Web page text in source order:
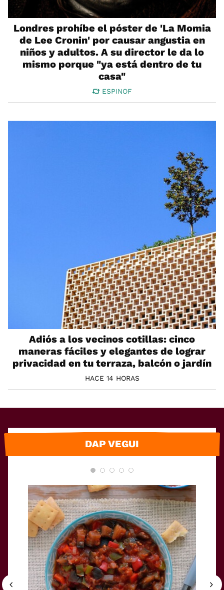
Londres prohíbe el póster de 'La Momia
de Lee Cronin' por causar angustia en
niños y adultos. A su director le da lo
mismo porque "ya está dentro de tu
casa"
ESPINOF
Adiós a los vecinos cotillas: cinco
maneras fáciles y elegantes de lograr
privacidad en tu terraza, balcón o jardín
HACE 14 HORAS
DAP VEGUI